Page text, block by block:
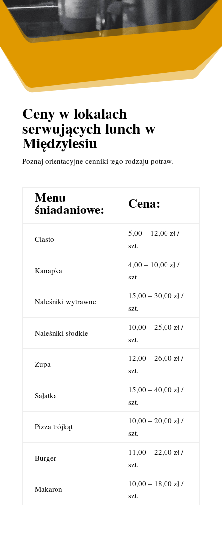
Ceny w lokalach
serwujących lunch w
Międzylesiu
Poznaj orientacyjne cenniki tego rodzaju potraw.
Menu
śniadaniowe: Cena:
Ciasto
5,00 – 12,00 zł /
szt.
Kanapka
4,00 – 10,00 zł /
szt.
Naleśniki wytrawne
15,00 – 30,00 zł /
szt.
Naleśniki słodkie
10,00 – 25,00 zł /
szt.
Zupa
12,00 – 26,00 zł /
szt.
Sałatka
15,00 – 40,00 zł /
szt.
Pizza trójkąt
10,00 – 20,00 zł /
szt.
Burger
11,00 – 22,00 zł /
szt.
Makaron
10,00 – 18,00 zł /
szt.